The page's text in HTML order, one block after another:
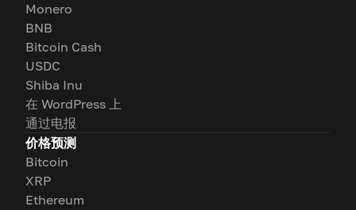
Monero
BNB
Bitcoin Cash
USDC
Shiba Inu
在 WordPress 上
通过电报
价格预测
Bitcoin
XRP
Ethereum